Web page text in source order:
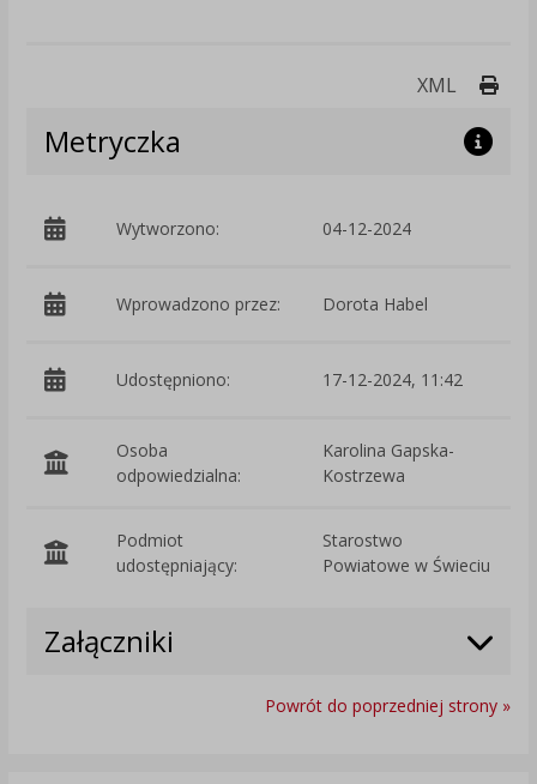
XML
Metryczka
Wytworzono: 04-12-2024
Wprowadzono przez: Dorota Habel
Udostępniono: 17-12-2024, 11:42
Osoba
odpowiedzialna:
Karolina Gapska-
Kostrzewa
Podmiot
udostępniający:
Starostwo
Powiatowe w Świeciu
Załączniki
Powrót do poprzedniej strony »